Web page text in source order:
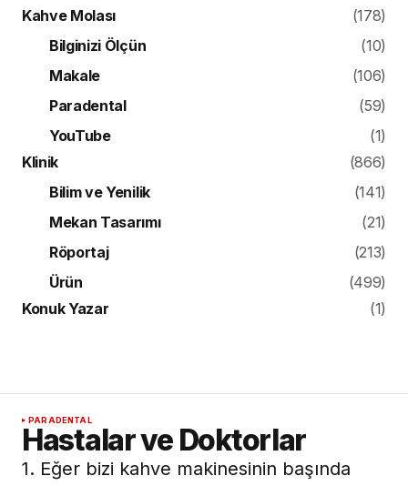
Kahve Molası
(178)
Bilginizi Ölçün
(10)
Makale
(106)
Paradental
(59)
YouTube
(1)
Klinik
(866)
Bilim ve Yenilik
(141)
Mekan Tasarımı
(21)
Röportaj
(213)
Ürün
(499)
Konuk Yazar
(1)
PARADENTAL
Hastalar ve Doktorlar
1. Eğer bizi kahve makinesinin başında